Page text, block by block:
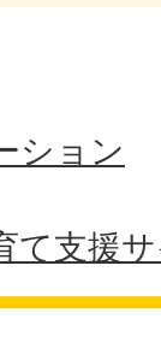
ション
て支援